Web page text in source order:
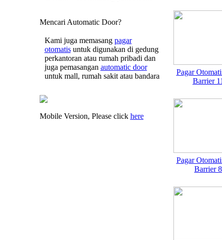
Mencari Automatic Door?
Kami juga memasang pagar
otomatisuntuk digunakan di gedung
perkantoran atau rumah pribadi dan
juga pemasangan automatic door
untuk mall, rumah sakit atau bandara
Mobile Version, Please click here
Pagar
Barrier
Pagar
Barrier 8